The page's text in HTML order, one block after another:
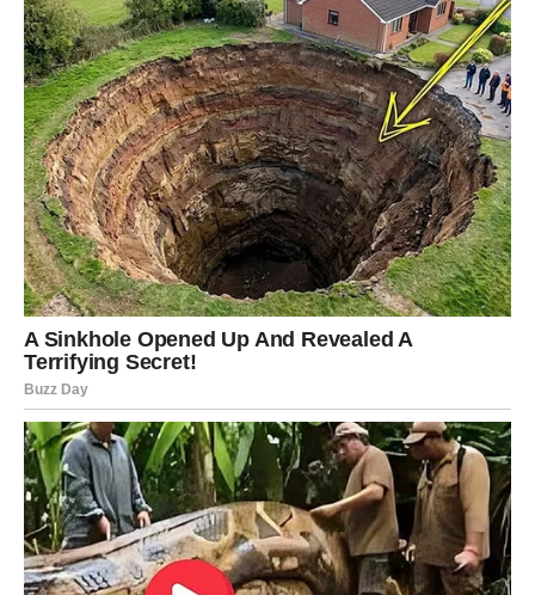
Naredni period donosi im događaje koji će ih natjerati da
ponovno povjeruju u sudbinske susrete.
Mnoge Vodolije su se u posljednje vrijeme fokusirale na
posao, obaveze ili vlastite planove. Ljubav je možda bila u
drugom planu. Međutim, zvijezde sada mijenjaju pravila
igre.
Jedna osoba uskoro ulazi u njihov život na način koji
neće moći ignorirati. Taj susret djelovat će kao
slučajnost, ali će vrlo brzo postati jasno da je riječ o
nečemu mnogo većem. Razgovori će biti puni
razumijevanja, a privlačnost će rasti iz dana u dan.
Za slobodne Vodolije ovo može biti početak jedne od
najvažnijih ljubavnih priča u posljednjih nekoliko godina.
Osoba koja dolazi neće ih privući samo izgledom nego i
načinom razmišljanja. Upravo ta mentalna povezanost bit